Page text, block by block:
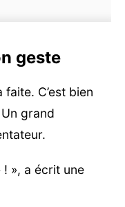
geste
faite. C’est bien
grand
! », a écrit une